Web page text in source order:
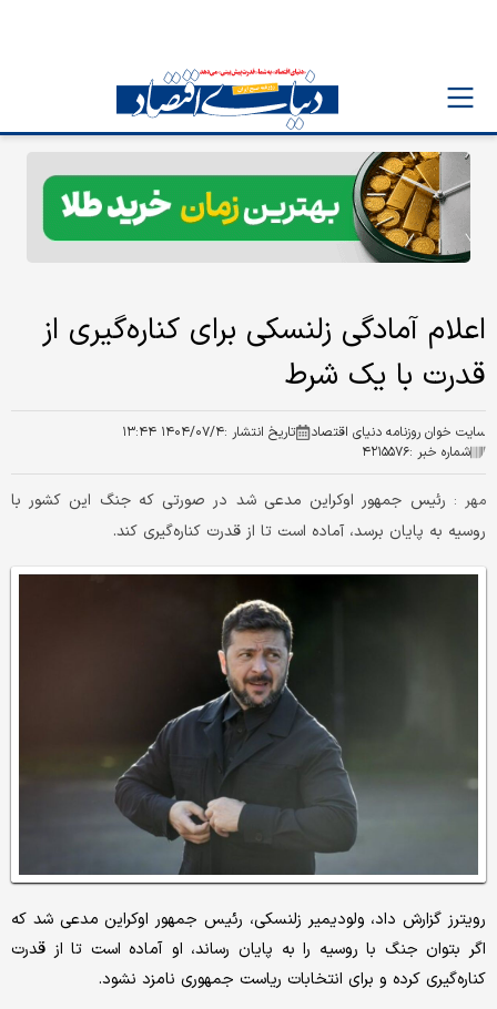
اعلام آمادگی زلنسکی برای کناره‌گیری از
قدرت با یک شرط
سایت خوان روزنامه دنیای اقتصاد تاریخ انتشار :۱۴۰۴/۰۷/۴ ۱۳:۴۴
شماره خبر :۴۲۱۵۵۷۶
مهر : رئیس جمهور اوکراین مدعی شد در صورتی که جنگ این کشور با
روسیه به پایان برسد، آماده است تا از قدرت کناره‌گیری کند.
رویترز گزارش داد، ولودیمیر زلنسکی، رئیس جمهور اوکراین مدعی شد که
اگر بتوان جنگ با روسیه را به پایان رساند، او آماده است تا از قدرت
کناره‌گیری کرده و برای انتخابات ریاست جمهوری نامزد نشود.